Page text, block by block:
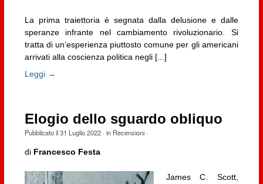
La prima traiettoria è segnata dalla delusione e dalle
speranze infrante nel cambiamento rivoluzionario. Si
tratta di un’esperienza piuttosto comune per gli americani
arrivati alla coscienza politica negli [...]
Leggi →
Elogio dello sguardo obliquo
Pubblicato il31 Luglio 2022· in Recensioni·
di Francesco Festa
James C. Scott,